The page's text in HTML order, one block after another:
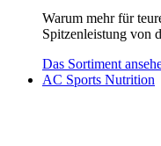
Warum mehr für
Spitzenleistung von
Das Sortiment
AC Sports Nutrition